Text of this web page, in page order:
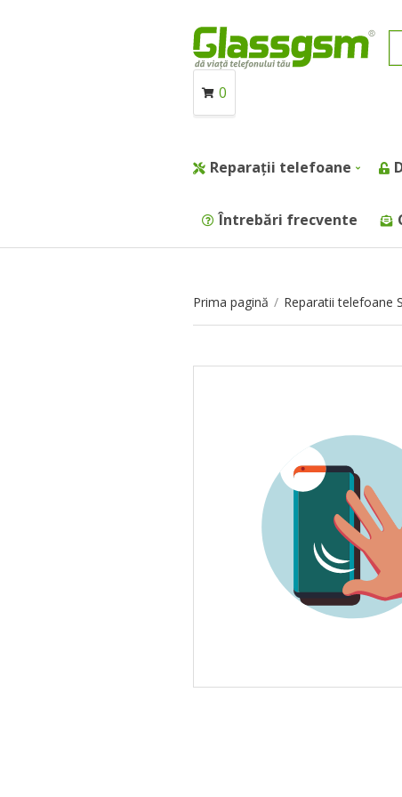
0
Reparații telefoane
Întrebări frecvente
Prima pagină / Reparatii telefoane